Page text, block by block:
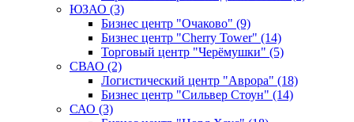
ЮЗАО (3)
Бизнес центр "Очаково" (9)
Бизнес центр "Cherry Tower" (14)
Торговый центр "Черёмушки" (5)
СВАО (2)
Логистический центр "Аврора" (18)
Бизнес центр "Сильвер Стоун" (14)
САО (3)